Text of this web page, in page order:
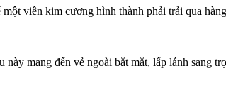
viên kim cương hình thành phải trải qua
mang đến vẻ ngoài bắt mắt, lấp lánh sang